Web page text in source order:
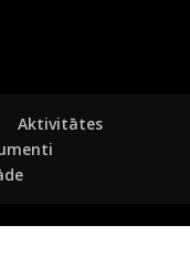
Aktivitātes